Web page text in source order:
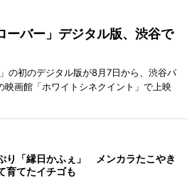
ーバー」デジタル版、渋谷で
の初のデジタル版が8月7日から、渋谷パ
映画館「ホワイトシネクイント」で上映
り「縁日かふぇ」 メンカラたこやき
育てたイチゴも